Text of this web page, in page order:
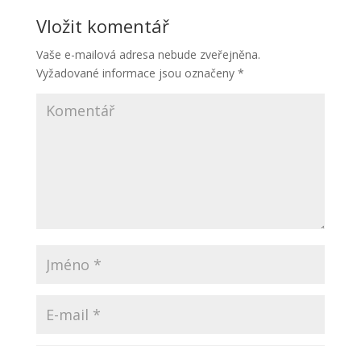
Vložit komentář
Vaše e-mailová adresa nebude zveřejněna.
Vyžadované informace jsou označeny *